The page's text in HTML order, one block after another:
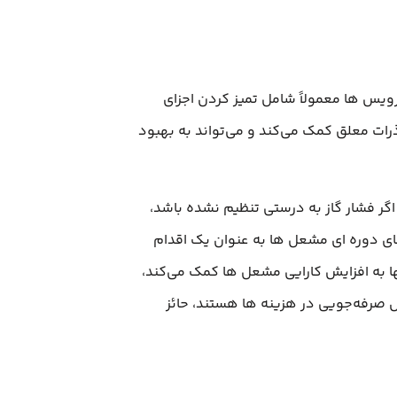
ها معمولاً شامل تمیز کردن اجزای
معلق کمک می‌کند و می‌تواند به بهبود
فشار گاز به درستی تنظیم نشده باشد،
دوره‌ ای مشعل‌ ها به عنوان یک اقدام
به افزایش کارایی مشعل‌ ها کمک می‌کند،
صرفه‌جویی در هزینه‌ ها هستند، حائز